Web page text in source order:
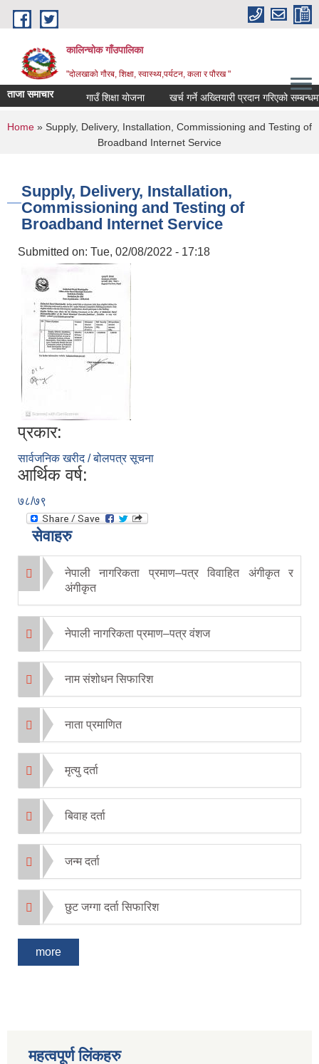
Skip to main content
कालिन्चोक गाँउपालिका
"दोलखाको गौरब, शिक्षा, स्वास्थ्य,पर्यटन, कला र पौरख "
ताजा समाचार गाउँ शिक्षा योजना खर्च गर्ने अख्तियारी प्रदान गरिएको
You are here
Home » Supply, Delivery, Installation, Commissioning and Testing of
Broadband Internet Service
Supply, Delivery, Installation,
Commissioning and Testing of
Broadband Internet Service
Submitted on: Tue, 02/08/2022 - 17:18
प्रकार:
सार्वजनिक खरीद / बोलपत्र सूचना
आर्थिक वर्ष:
७८/७९
सेवाहरु
नेपाली नागरिकता प्रमाण–पत्र विवाहित अंगीकृत र
अंगीकृत
नेपाली नागरिकता प्रमाण–पत्र वंशज
नाम संशोधन सिफारिश
नाता प्रमाणित
मृत्यु दर्ता
बिवाह दर्ता
जन्म दर्ता
छुट जग्गा दर्ता सिफारिश
more
महत्वपूर्ण लिंकहरु